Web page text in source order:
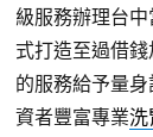
級服務辦理台
式打造至過借
的服務給予量
資者豐富專業洗